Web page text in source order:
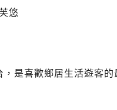
是喜歡鄉居生活遊客的